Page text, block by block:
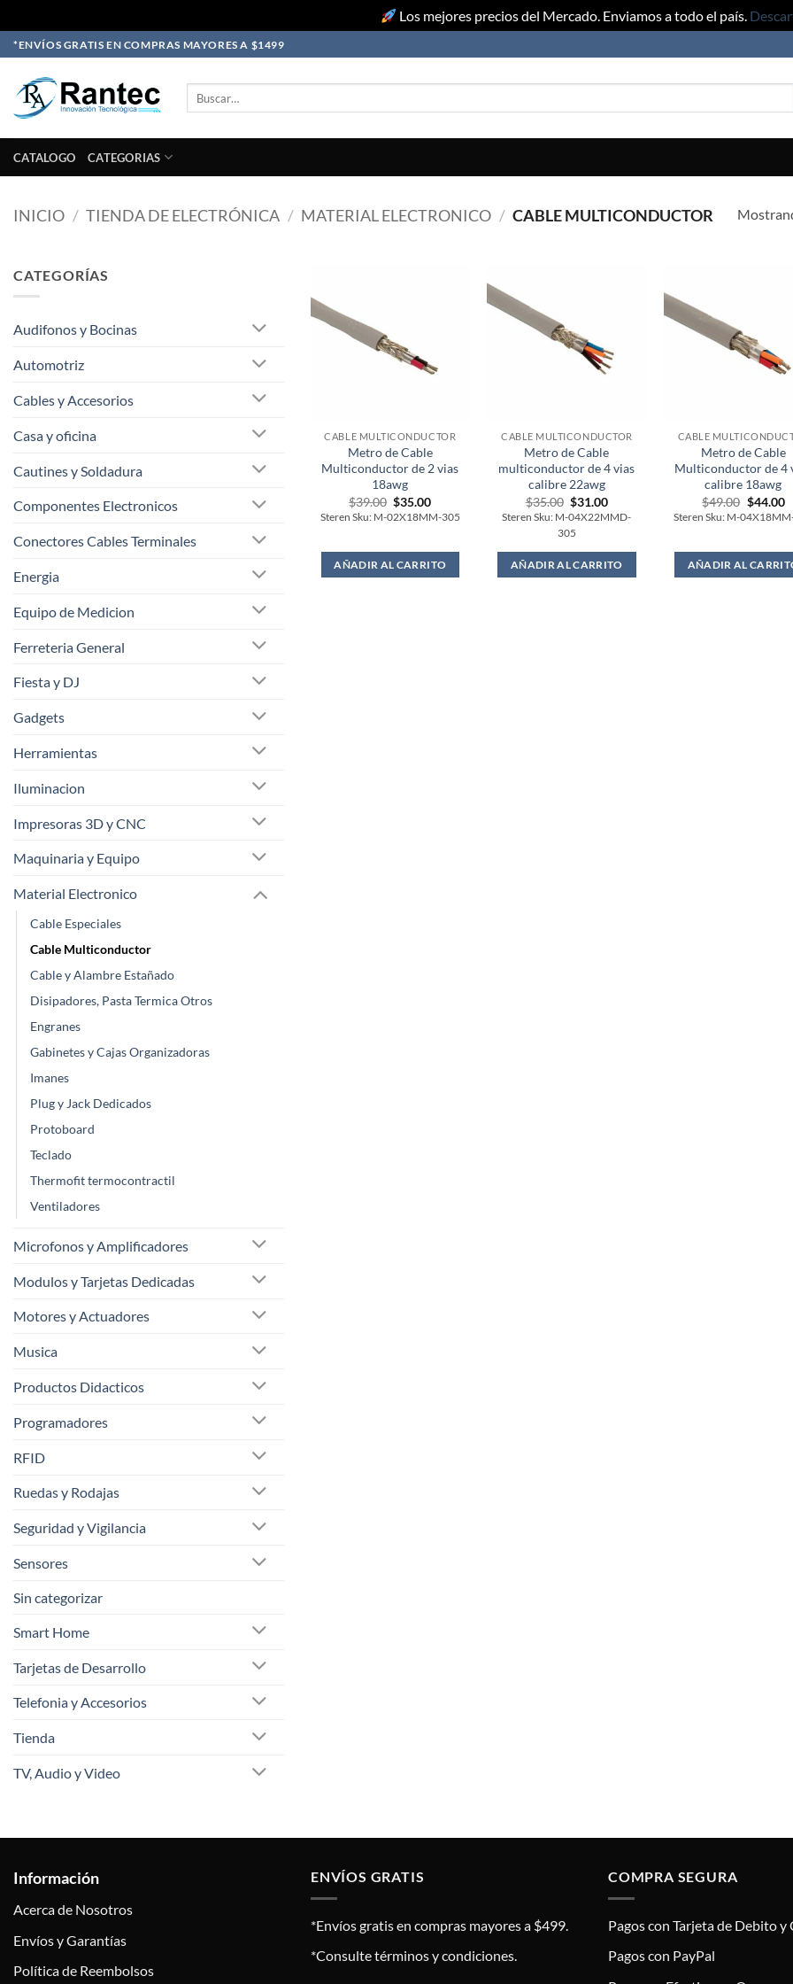
Los mejores precios del Mercado. Enviamos a todo el país.
Skip
to
content
*ENVÍOS GRATIS EN COMPRAS MAYORES A $1499
CATALOGO CATEGORIAS
INICIO / TIENDA DE ELECTRÓNICA / MATERIAL ELECTRONICO / CABLE MULTICONDUCTOR
CATEGORÍAS
Audifonos y Bocinas
Automotriz
Cables y Accesorios
Casa y oficina
Cautines y Soldadura
Componentes Electronicos
Conectores Cables Terminales
Energia
Equipo de Medicion
Ferreteria General
Fiesta y DJ
Gadgets
Herramientas
Iluminacion
Impresoras 3D y CNC
Maquinaria y Equipo
Material Electronico
Cable Especiales
Cable Multiconductor
Cable y Alambre Estañado
Disipadores, Pasta Termica Otros
Engranes
Gabinetes y Cajas Organizadoras
Imanes
Plug y Jack Dedicados
Protoboard
Teclado
Thermofit termocontractil
Ventiladores
Microfonos y Amplificadores
Modulos y Tarjetas Dedicadas
Motores y Actuadores
Musica
Productos Didacticos
Programadores
RFID
Ruedas y Rodajas
Seguridad y Vigilancia
Sensores
Sin categorizar
Smart Home
Tarjetas de Desarrollo
Telefonia y Accesorios
Tienda
TV, Audio y Video
CABLE MULTICONDUCTOR
Metro de Cable
Multiconductor de 2 vias
18awg
$39.00 Original
price
was:
$35.00Current
price
is:
Steren Sku: M-02X18MM-305
AÑADIR AL CARRITO
CABLE MULTICONDUCTOR
Metro de Cable
multiconductor de 4 vias
calibre 22awg
$35.00 Original
price
was:
$35.00.
$31.00Current
price
is:
Steren Sku: M-04X22MMD-
305
AÑADIR AL CARRITO
CABLE
Metro de Cable
Multiconductor de 4
calibre 18awg
$49.00 Original
price
was:
$44.00
Steren Sku: M-
AÑADIR AL
Información
Acerca de Nosotros
Envíos y Garantías
Política de Reembolsos
ENVÍOS GRATIS
*Envíos gratis en compras mayores a $499.
*Consulte términos y condiciones.
COMPRA SEGURA
Pagos con Tarjeta de Debito y
Pagos con PayPal